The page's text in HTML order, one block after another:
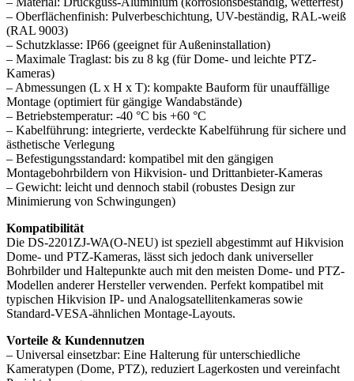
– Oberflächenfinish: Pulverbeschichtung, UV-beständig, RAL-weiß
(RAL 9003)
– Schutzklasse: IP66 (geeignet für Außeninstallation)
– Maximale Traglast: bis zu 8 kg (für Dome- und leichte PTZ-
Kameras)
– Abmessungen (L x H x T): kompakte Bauform für unauffällige
Montage (optimiert für gängige Wandabstände)
– Betriebstemperatur: -40 °C bis +60 °C
– Kabelführung: integrierte, verdeckte Kabelführung für sichere und
ästhetische Verlegung
– Befestigungsstandard: kompatibel mit den gängigen
Montagebohrbildern von Hikvision- und Drittanbieter-Kameras
– Gewicht: leicht und dennoch stabil (robustes Design zur
Minimierung von Schwingungen)
Kompatibilität
Die DS-2201ZJ-WA(O-NEU) ist speziell abgestimmt auf Hikvision
Dome- und PTZ-Kameras, lässt sich jedoch dank universeller
Bohrbilder und Haltepunkte auch mit den meisten Dome- und PTZ-
Modellen anderer Hersteller verwenden. Perfekt kompatibel mit
typischen Hikvision IP- und Analogsatellitenkameras sowie
Standard-VESA-ähnlichen Montage-Layouts.
Vorteile & Kundennutzen
– Universal einsetzbar: Eine Halterung für unterschiedliche
Kameratypen (Dome, PTZ), reduziert Lagerkosten und vereinfacht